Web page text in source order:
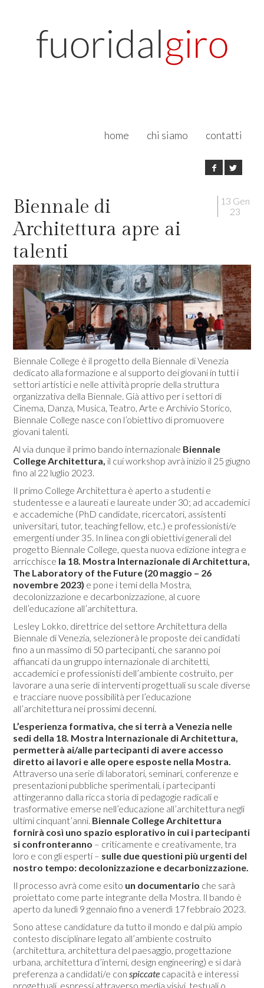
home chi siamo contatti
13 Gen
23
Biennale di
Architettura apre ai
talenti
Biennale College è il progetto della Biennale di Venezia
dedicato alla formazione e al supporto dei giovani in tutti i
settori artistici e nelle attività proprie della struttura
organizzativa della Biennale. Già attivo per i settori di
Cinema, Danza, Musica, Teatro, Arte e Archivio Storico,
Biennale College nasce con l’obiettivo di promuovere
giovani talenti.
Al via dunque il primo bando internazionale Biennale
College Architettura, il cui workshop avrà inizio il 25 giugno
fino al 22 luglio 2023.
Il primo College Architettura è aperto a studenti e
studentesse e a laureati e laureate under 30; ad accademici
e accademiche (PhD candidate, ricercatori, assistenti
universitari, tutor, teaching fellow, etc.) e professionisti/e
emergenti under 35. In linea con gli obiettivi generali del
progetto Biennale College, questa nuova edizione integra e
arricchisce la 18. Mostra Internazionale di Architettura,
The Laboratory of the Future (20 maggio – 26
novembre 2023) e pone i temi della Mostra,
decolonizzazione e decarbonizzazione, al cuore
dell’educazione all’architettura.
Lesley Lokko, direttrice del settore Architettura della
Biennale di Venezia, selezionerà le proposte dei candidati
fino a un massimo di 50 partecipanti, che saranno poi
affiancati da un gruppo internazionale di architetti,
accademici e professionisti dell’ambiente costruito, per
lavorare a una serie di interventi progettuali su scale diverse
e tracciare nuove possibilità per l’educazione
all’architettura nei prossimi decenni.
L’esperienza formativa, che si terrà a Venezia nelle
sedi della 18. Mostra Internazionale di Architettura,
permetterà ai/alle partecipanti di avere accesso
diretto ai lavori e alle opere esposte nella Mostra.
Attraverso una serie di laboratori, seminari, conferenze e
presentazioni pubbliche sperimentali, i partecipanti
attingeranno dalla ricca storia di pedagogie radicali e
trasformative emerse nell’educazione all’architettura negli
ultimi cinquant’anni. Biennale College Architettura
fornirà così uno spazio esplorativo in cui i partecipanti
si confronteranno – criticamente e creativamente, tra
loro e con gli esperti – sulle due questioni più urgenti del
nostro tempo: decolonizzazione e decarbonizzazione.
Il processo avrà come esito un documentario che sarà
proiettato come parte integrante della Mostra. Il bando è
aperto da lunedì 9 gennaio fino a venerdì 17 febbraio 2023.
Sono attese candidature da tutto il mondo e dal più ampio
contesto disciplinare legato all’ambiente costruito
(architettura, architettura del paesaggio, progettazione
urbana, architettura d’interni, design engineering) e si darà
preferenza a candidati/e conspiccate capacità e interessi
progettuali, espressi attraverso media visivi, testuali o